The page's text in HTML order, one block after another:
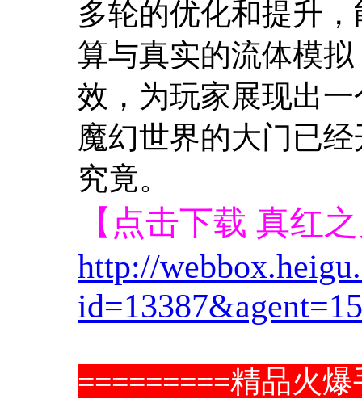
多轮的优化和提升
算与真实的流体模
效，为玩家展现出
魔幻世界的大门已
究竟。
【点击下载 真红
http://
=========精品火